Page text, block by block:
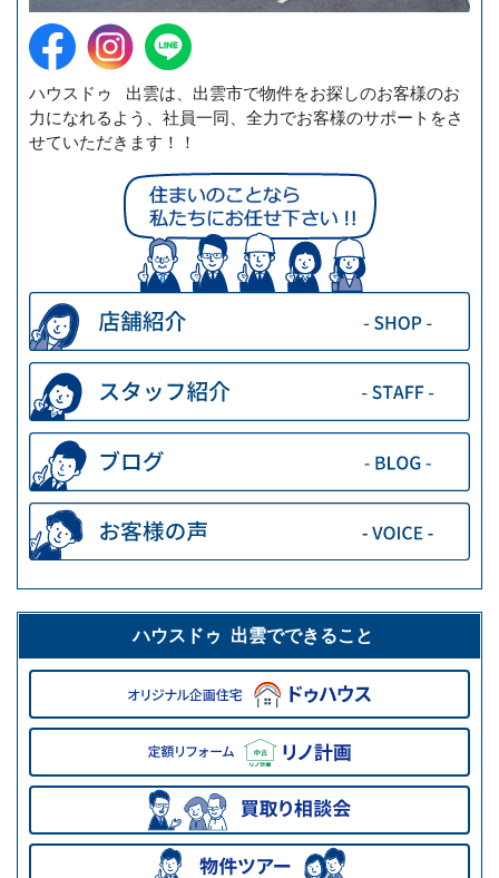
ハウスドゥ 出雲は、出雲市で物件をお探しのお客様のお
力になれるよう、社員一同、全力でお客様のサポートをさ
せていただきます！！
ハウスドゥ 出雲でできること